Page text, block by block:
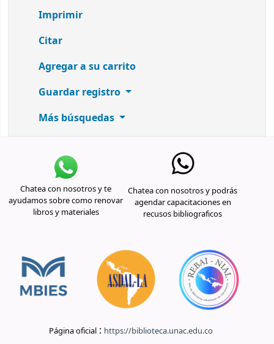
Imprimir
Citar
Agregar a su carrito
Guardar registro
Más búsquedas
Chatea con nosotros y te
ayudamos sobre como renovar
libros y materiales
Chatea con nosotros y podrás
agendar capacitaciones en
recusos bibliograficos
Página oficial : https://biblioteca.unac.edu.co